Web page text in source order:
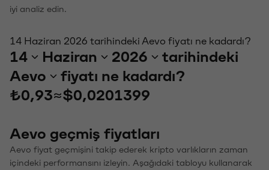
iyi analiz edin.
14 Haziran 2026 tarihindeki Aevo fiyatı ne kadardı?
14 Haziran 2026
tarihindeki
Aevo
fiyatı ne kadardı?
₺0,93≈$0,0201399
Aevo geçmiş fiyatları
Aevo fiyat geçmişini takip ederek kripto varlıkların zaman
içindeki performansını izleyin. Aşağıdaki tabloyu kullanarak